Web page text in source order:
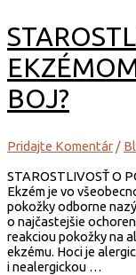
BOJ?
Pridajte Komentár /
STAROSTLIVOSŤ O
Ekzém je vo
pokožky odborne
o najčastejšie
reakciou pokožky na
ekzému. Hoci je
i nealergickou …